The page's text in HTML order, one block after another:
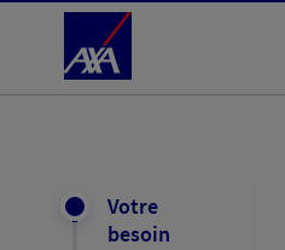
Accéder au Contenu
Votre
besoin